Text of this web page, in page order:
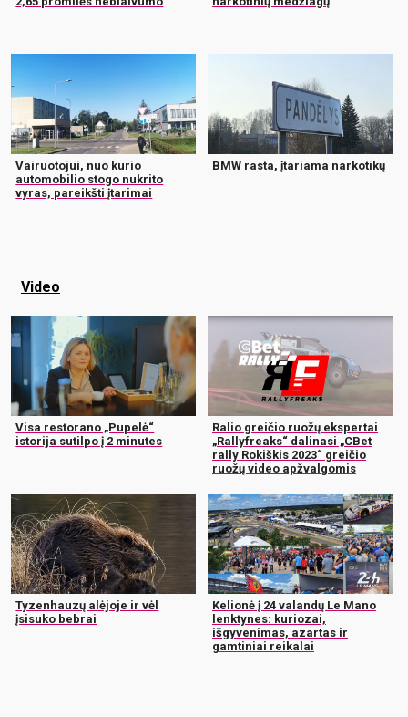
Vairuotojui, nuo kurio
automobilio stogo nukrito
vyras, pareikšti įtarimai
BMW rasta, įtariama narkotikų
Video
Visa restorano „Pupelė“
istorija sutilpo į 2 minutes
Ralio greičio ruožų ekspertai
„Rallyfreaks“ dalinasi „CBet
rally Rokiškis 2023“ greičio
ruožų video apžvalgomis
Tyzenhauzų alėjoje ir vėl
įsisuko bebrai
Kelionė į 24 valandų Le Mano
lenktynes: kuriozai,
išgyvenimas, azartas ir
gamtiniai reikalai